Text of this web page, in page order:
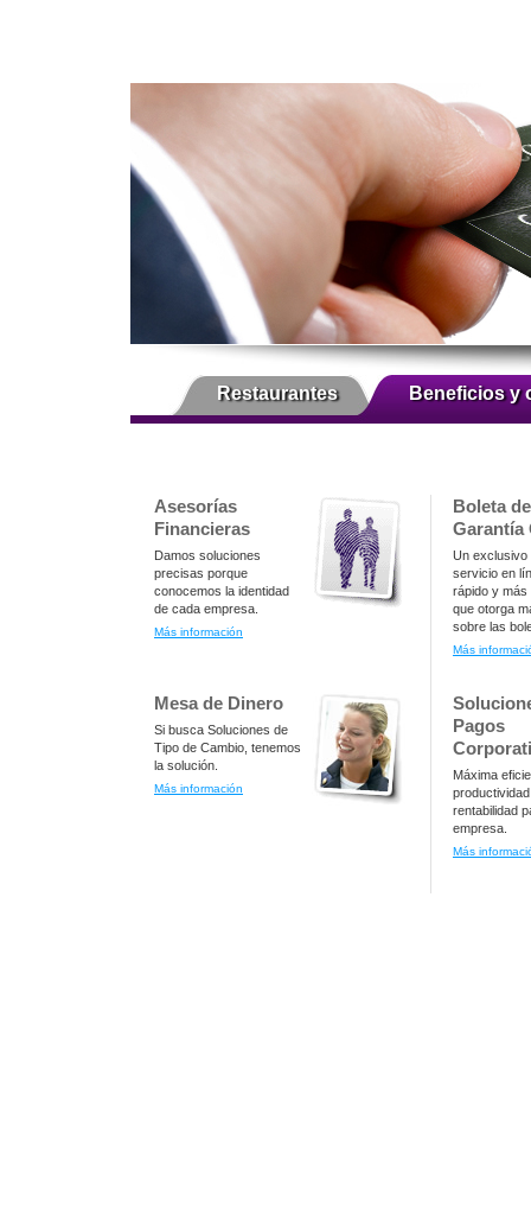
Restaurantes Beneficios y
Asesorías
Financieras
Damos soluciones
precisas porque
conocemos la identidad
de cada empresa.
Más información
Boleta de
Garantía
Un exclusivo
servicio en
rápido y más
que otorga
sobre las
Más
Mesa de Dinero
Si busca Soluciones de
Tipo de Cambio, tenemos
la solución.
Más información
Pagos
Máxima
rentabilidad
empresa.
Más